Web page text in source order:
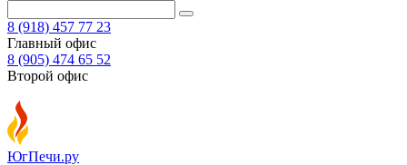
8 (918) 457 77 23
Главный офис
8 (905) 474 65 52
Второй офис
ЮгПечи.ру